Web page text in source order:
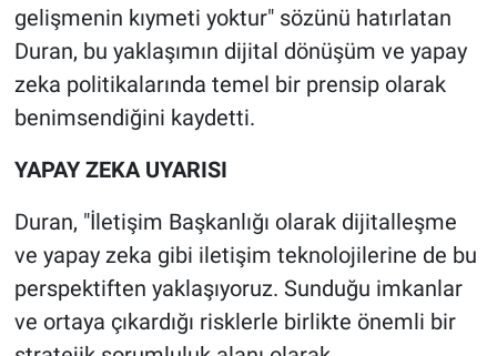
gelişmenin kıymeti yoktur" sözünü hatırlatan
Duran, bu yaklaşımın dijital dönüşüm ve yapay
zeka politikalarında temel bir prensip olarak
benimsendiğini kaydetti.
YAPAY ZEKA UYARISI
Duran, "İletişim Başkanlığı olarak dijitalleşme
ve yapay zeka gibi iletişim teknolojilerine de bu
perspektiften yaklaşıyoruz. Sunduğu imkanlar
ve ortaya çıkardığı risklerle birlikte önemli bir